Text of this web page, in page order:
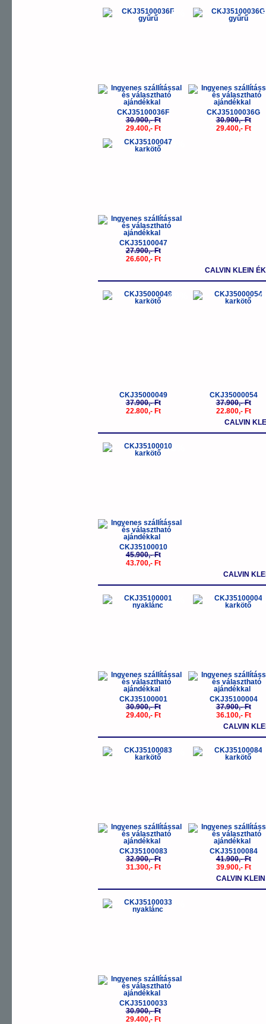
-5%
CKJ35100036F
30.900,- Ft
29.400,- Ft
-
CKJ35100036G
30.900,- Ft
29.400,- Ft
-5%
CKJ35100047
27.900,- Ft
26.600,- Ft
CALVIN KLEIN
-40%
CKJ35000049
37.900,- Ft
22.800,- Ft
-
CKJ35000054
37.900,- Ft
22.800,- Ft
CALVIN
-5%
CKJ35100010
45.900,- Ft
43.700,- Ft
CALVIN
-5%
CKJ35100001
30.900,- Ft
29.400,- Ft
-
CKJ35100004
37.900,- Ft
36.100,- Ft
CALVIN
-5%
CKJ35100083
32.900,- Ft
31.300,- Ft
-
CKJ35100084
41.900,- Ft
39.900,- Ft
CALVIN
-5%
CKJ35100033
30.900,- Ft
29.400,- Ft